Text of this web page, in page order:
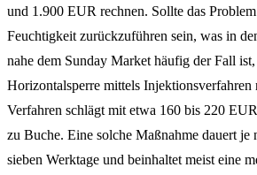
und 1.900 EUR rechnen. Sollte das
Feuchtigkeit zurückzuführen sein, was in
nahe dem Sunday Market häufig der Fall
Horizontalsperre mittels Injektionsverfahren
Verfahren schlägt mit etwa 160 bis 220
zu Buche. Eine solche Maßnahme dauert je
sieben Werktage und beinhaltet meist eine